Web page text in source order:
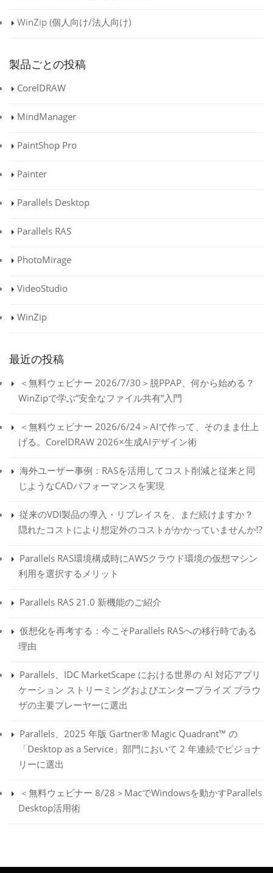
WinZip (個人向け/法人向け)
製品ごとの投稿
CorelDRAW
MindManager
PaintShop Pro
Painter
Parallels Desktop
Parallels RAS
PhotoMirage
VideoStudio
WinZip
最近の投稿
＜無料ウェビナー 2026/7/30＞脱PPAP、何から始める？
WinZipで学ぶ”安全なファイル共有”入門
＜無料ウェビナー 2026/6/24＞AIで作って、そのまま仕上
げる。CorelDRAW 2026×生成AIデザイン術
海外ユーザー事例：RASを活用してコスト削減と従来と同
じようなCADパフォーマンスを実現
従来のVDI製品の導入・リプレイスを、まだ続けますか？
隠れたコストにより想定外のコストがかかっていませんか!?
Parallels RAS環境構成時にAWSクラウド環境の仮想マシン
利用を選択するメリット
Parallels RAS 21.0 新機能のご紹介
仮想化を再考する：今こそParallels RASへの移行時である
理由
Parallels、IDC MarketScape における世界の AI 対応アプリ
ケーション ストリーミングおよびエンタープライズ ブラウ
ザの主要プレーヤーに選出
Parallels、2025 年版 Gartner® Magic Quadrant™ の
「Desktop as a Service」部門において 2 年連続でビジョナ
リーに選出
＜無料ウェビナー 8/28＞MacでWindowsを動かすParallels
Desktop活用術